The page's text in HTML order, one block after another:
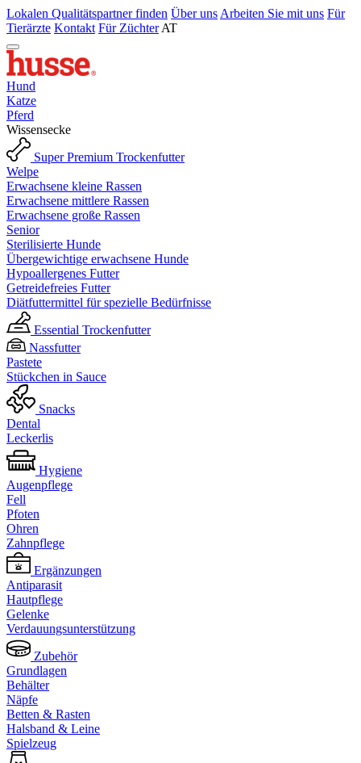
Lokalen Qualitätspartner finden Über uns Arbeiten Sie mit uns Für
Tierärzte Kontakt Für Züchter AT
Hund
Katze
Pferd
Wissensecke
Super Premium Trockenfutter
Welpe
Erwachsene kleine Rassen
Erwachsene mittlere Rassen
Erwachsene große Rassen
Senior
Sterilisierte Hunde
Übergewichtige erwachsene Hunde
Hypoallergenes Futter
Getreidefreies Futter
Diätfuttermittel für spezielle Bedürfnisse
Essential Trockenfutter
Nassfutter
Pastete
Stückchen in Sauce
Snacks
Dental
Leckerlis
Hygiene
Augenpflege
Fell
Pfoten
Ohren
Zahnpflege
Ergänzungen
Antiparasit
Hautpflege
Gelenke
Verdauungsunterstützung
Zubehör
Grundlagen
Behälter
Näpfe
Betten & Rasten
Halsband & Leine
Spielzeug